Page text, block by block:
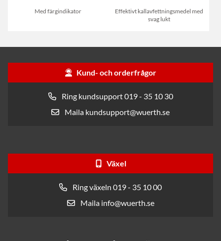
Med färgindikator
Effektivt kallavfettningsmedel med
svag lukt
Kund- och orderfrågor
Ring kundsupport 019 - 35 10 30
Maila kundsupport@wuerth.se
Växel
Ring växeln 019 - 35 10 00
Maila info@wuerth.se